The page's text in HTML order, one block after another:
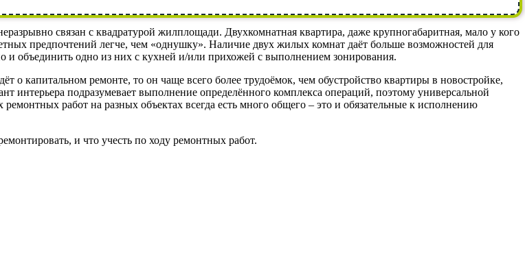
связан с квадратурой жилплощади. Двухкомнатная квартира, даже крупногабаритная, мало у кого
предпочтений легче, чем «однушку». Наличие двух жилых комнат даёт больше возможностей для
и объединить одно из них с кухней и/или прихожей с выполнением зонирования.
о капитальном ремонте, то он чаще всего более трудоёмок, чем обустройство квартиры в новостройке,
интерьера подразумевает выполнение определённого комплекса операций, поэтому универсальной
работ на разных объектах всегда есть много общего – это и обязательные к исполнению
и что учесть по ходу ремонтных работ.